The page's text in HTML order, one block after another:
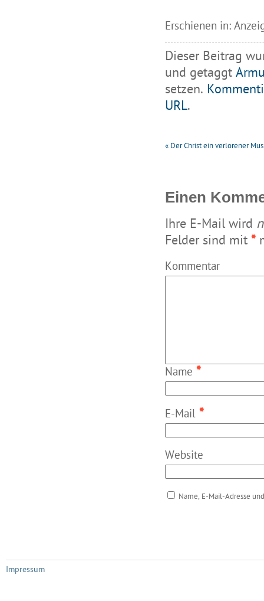
Erschienen in:
Dieser Beitrag
und getaggt
setzen.
URL.
« Der Christ ein verlorener
Einen
Ihre E-Mail wird
Felder sind mit *
Kommentar
Name *
E-Mail *
Website
Name, E-Mail-Adresse
Impressum